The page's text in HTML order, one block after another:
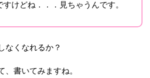
すけどね．．．見ちゃうんです。
なくなれるか？
、書いてみますね。